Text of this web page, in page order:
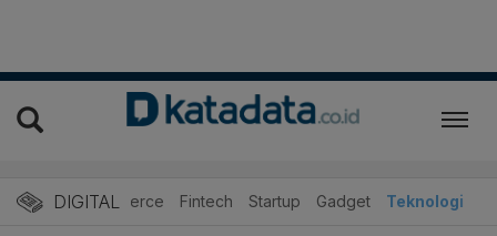
DIGITAL
E-Commerce Fintech Startup Gadget Teknologi